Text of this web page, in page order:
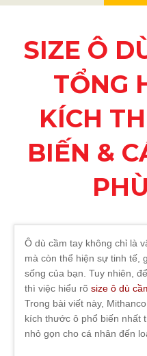
SIZE Ô
TỔNG
KÍCH
BIẾN &
Ô dù cầm tay không chỉ là
mà còn thể hiện sự tinh tế,
sống của bạn. Tuy nhiên,
thì việc hiểu rõ size ô dù
Trong bài viết này,
kích thước ô phổ biến nhất
nhỏ gọn cho cá nhân đến